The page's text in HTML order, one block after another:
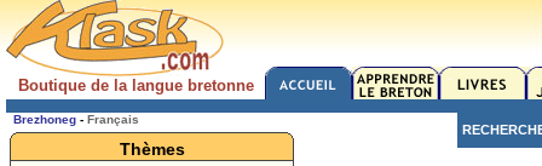
Boutique de la langue bretonne
Brezhoneg - Français
Thèmes